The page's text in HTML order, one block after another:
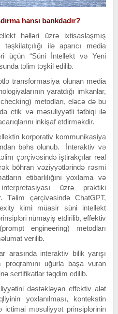
hansı bankdadır?
həlləri üzrə ixtisaslaşmış
ilə aparıcı media
üçün “Süni İntellekt və Yeni
təlim təşkil edilib.
transformasiya olunan media
yaratdığı imkanlar,
metodları, eləcə də bu
etik və məsuliyyətli tətbiqi ilə
inkişaf etdirməkdir.
korporativ kommunikasiya
bəhs olunub. İnteraktiv və
çərçivəsində iştirakçılar real
böhran vəziyyətlərində rəsmi
etibarlılığını yoxlama və
üzrə praktiki
Təlim çərçivəsində ChatGPT,
kimi müasir süni intellekt
nümayiş etdirilib, effektiv
engineering) metodları
verilib.
arasında interaktiv bilik yarışı
uğurla başa vuran
sertifikatlar təqdim edilib.
dəstəkləyən effektiv alət
yoxlanılması, kontekstin
ictimai məsuliyyət prinsiplərinin